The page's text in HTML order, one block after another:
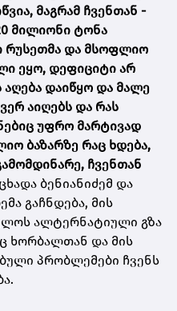
მაგრამ ჩვენთან -
მილიონი ტონა
რუსეთმა და მსოფლიო
ეყო, დეფიციტი არ
დაიწყო და მალე
აიღებს და რას
უფრო მარტივად
ბაზარზე რაც ხდება,
ჩვენთან
ბენიანიძემ და
გაჩნდება, მის
ალტერნატიული გზა
ხორბალთან და მის
პრობლემები ჩვენს